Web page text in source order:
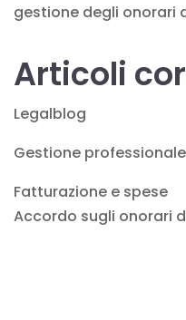
gestione degli onorari
Articoli
Legalblog
Gestione professionale
Fatturazione e spese
Accordo sugli onorari